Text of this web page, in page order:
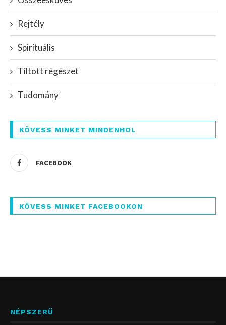
Rejtély
Spirituális
Tiltott régészet
Tudomány
KÖVESS MINKET MINDENHOL
FACEBOOK
KÖVESS MINKET FACEBOOKON
NÉPSZERŰ